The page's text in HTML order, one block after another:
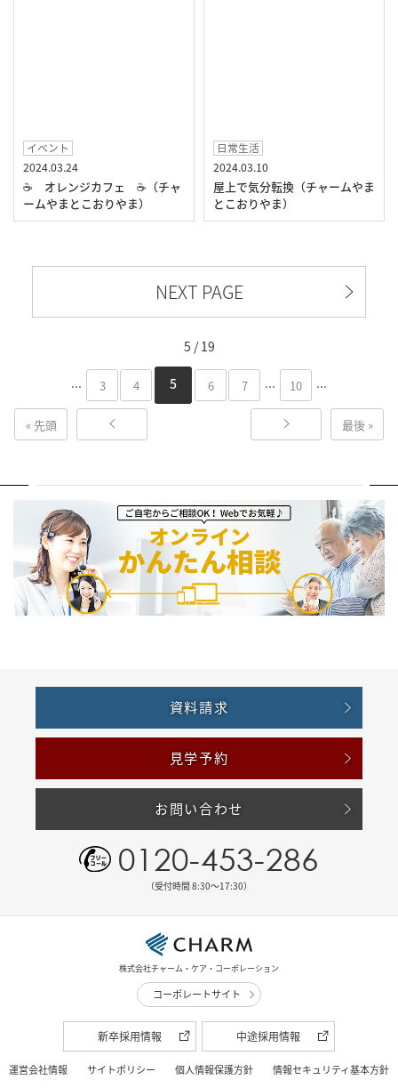
イベント
2024.03.24
☕ オレンジカフェ ☕（チャ
ームやまとこおりやま）
日常生活
2024.03.10
屋上で気分転換（チャームやま
とこおりやま）
NEXT PAGE
5 / 19
« 先頭
... 3 4 5 6 7 ... 10 ...
最後 »
資料請求
見学予約
お問い合わせ
0120-453-286
（受付時間 8:30〜17:30）
株式会社チャーム・ケア・コーポレーション
コーポレートサイト
新卒採用情報 中途採用情報
運営会社情報 サイトポリシー 個人情報保護方針 情報セキュリティ基本方針